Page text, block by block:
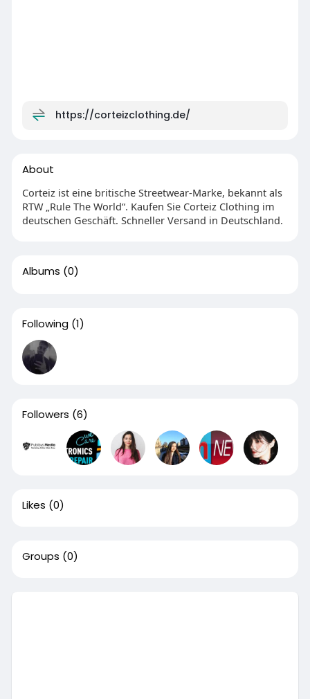
https://corteizclothing.de/
About
Corteiz ist eine britische Streetwear-Marke, bekannt als
RTW „Rule The World“. Kaufen Sie Corteiz Clothing im
deutschen Geschäft. Schneller Versand in Deutschland.
Albums (0)
Following (1)
Followers (6)
Likes (0)
Groups (0)